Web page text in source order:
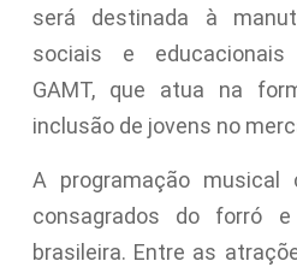
será destinada à
sociais e educacionais
GAMT, que atua na
inclusão de jovens no
A programação musical
consagrados do forró
brasileira. Entre as